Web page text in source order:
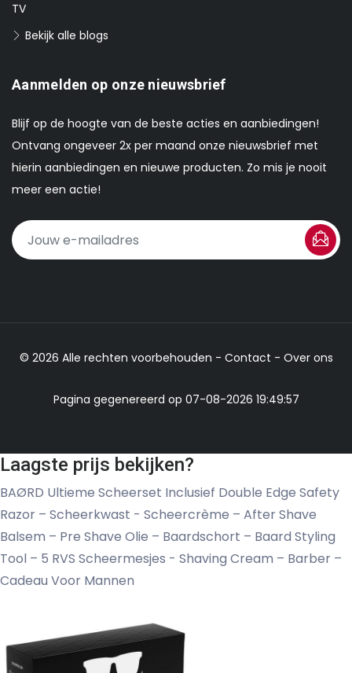
TV
Bekijk alle blogs
Aanmelden op onze nieuwsbrief
Blijf op de hoogte van de beste acties en aanbiedingen!
Ontvang ongeveer 2x per maand onze nieuwsbrief met
hierin aanbiedingen en nieuwe producten. Zo mis je nooit
meer een actie!
© 2026 Alle rechten voorbehouden - Contact - Over ons
Pagina gegenereerd op 07-08-2026 19:49:57
Laagste prijs bekijken?
BAØRD Ultieme Scheerset Inclusief Double Edge Safety
Razor – Scheerkwast - Scheercrème – After Shave
Balsem – Pre Shave Olie – Baardschort – Baard Styling
Tool – 5 RVS Scheermesjes - Shaving Cream – Barber –
Cadeau Voor Mannen